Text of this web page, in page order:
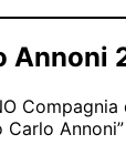
Annoni
Carlo Annoni”